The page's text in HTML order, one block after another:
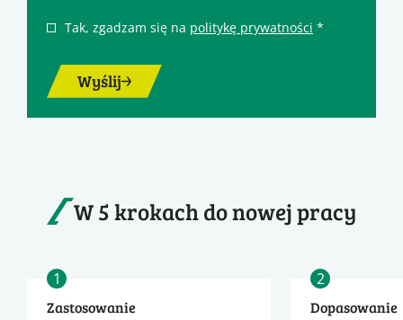
Tak, zgadzam się na politykę prywatności *
Wyślij
W 5 krokach do nowej pracy
1
Zastosowanie
2
Dopasowanie